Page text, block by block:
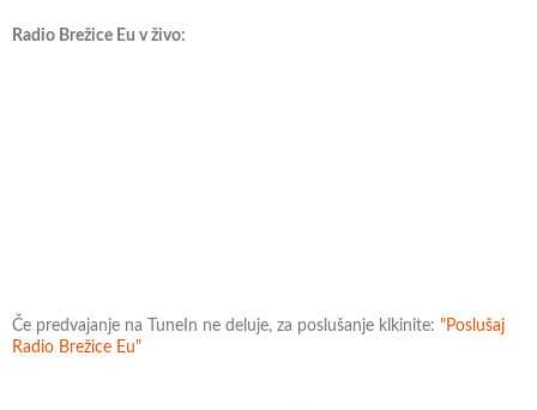
Radio Brežice Eu v živo:
Če predvajanje na TuneIn ne deluje, za poslušanje klkinite: "Poslušaj
Radio Brežice Eu"